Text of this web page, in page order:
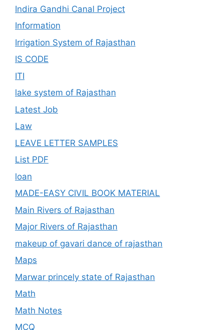
Indira Gandhi Canal Project
Information
Irrigation System of Rajasthan
IS CODE
ITI
lake system of Rajasthan
Latest Job
Law
LEAVE LETTER SAMPLES
List PDF
loan
MADE-EASY CIVIL BOOK MATERIAL
Main Rivers of Rajasthan
Major Rivers of Rajasthan
makeup of gavari dance of rajasthan
Maps
Marwar princely state of Rajasthan
Math
Math Notes
MCQ